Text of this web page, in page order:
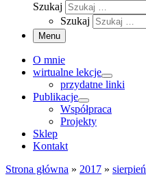
Szukaj
Szukaj
Menu
O mnie
wirtualne lekcje
przydatne linki
Publikacje
Współpraca
Projekty
Sklep
Kontakt
Strona główna » 2017 » sierpień